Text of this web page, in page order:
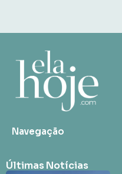
Navegação
Últimas Notícias